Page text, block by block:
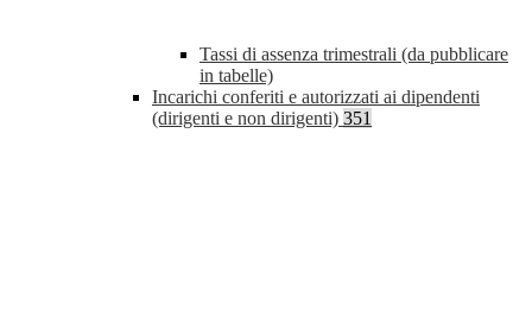
Tassi di assenza trimestrali (da pubblicare
in tabelle)
Incarichi conferiti e autorizzati ai dipendenti
(dirigenti e non dirigenti) 351